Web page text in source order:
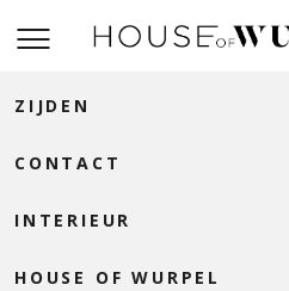
HOUSE OF WURPEL
ZIJDEN
CONTACT
INTERIEUR